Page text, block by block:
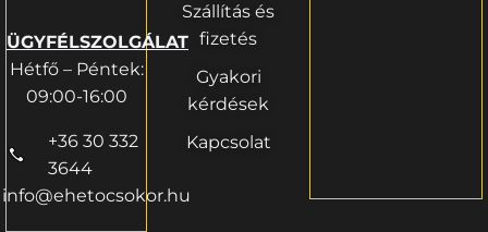
ÜGYFÉLSZOLGÁLAT
Hétfő – Péntek:
09:00-16:00
+36 30 332
3644
info@ehetocsokor.hu
Szállítás és
fizetés
Gyakori
kérdések
Kapcsolat